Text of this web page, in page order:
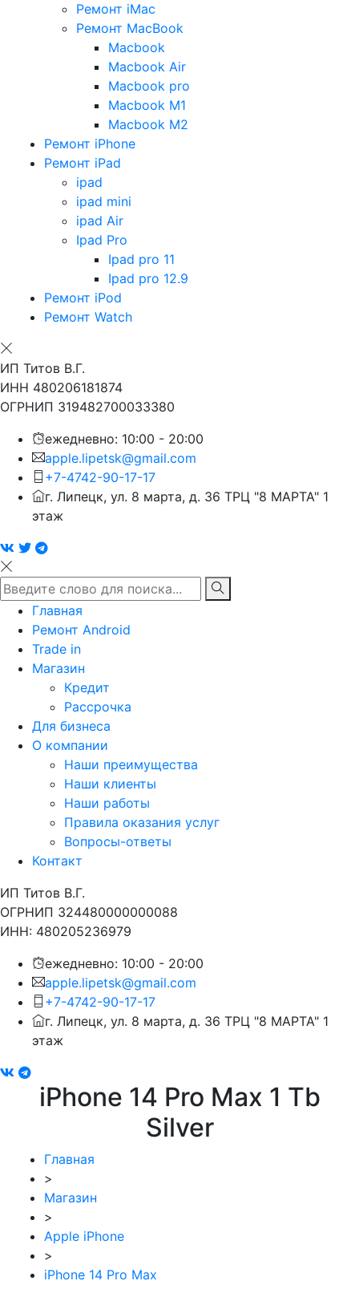
Ремонт iMac
Ремонт MacBook
Macbook
Macbook Air
Macbook pro
Macbook M1
Macbook M2
Ремонт iPhone
Ремонт iPad
ipad
ipad mini
ipad Air
Ipad Pro
Ipad pro 11
Ipad pro 12.9
Ремонт iPod
Ремонт Watch
ИП Титов В.Г.
ИНН 480206181874
ОГРНИП 319482700033380
ежедневно: 10:00 - 20:00
apple.lipetsk@gmail.com
+7-4742-90-17-17
г. Липецк, ул. 8 марта, д. 36 ТРЦ "8 МАРТА" 1
этаж
Главная
Ремонт Android
Trade in
Магазин
Кредит
Рассрочка
Для бизнеса
О компании
Наши преимущества
Наши клиенты
Наши работы
Правила оказания услуг
Вопросы-ответы
Контакт
ИП Титов В.Г.
ОГРНИП 324480000000088
ИНН: 480205236979
ежедневно: 10:00 - 20:00
apple.lipetsk@gmail.com
+7-4742-90-17-17
г. Липецк, ул. 8 марта, д. 36 ТРЦ "8 МАРТА" 1
этаж
iPhone 14 Pro Max 1 Tb
Silver
Главная
>
Магазин
>
Apple iPhone
>
iPhone 14 Pro Max